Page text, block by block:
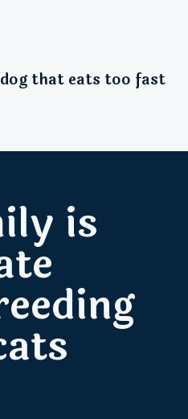
that eats too fast
is